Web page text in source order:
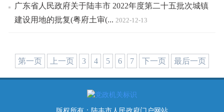
广东省人民政府关于陆丰市 2022年度第二十五批次城镇
建设用地的批复(粤府土审(... 2022-12-13
第一页 上一页 3 4 5 6 7 下一页 最后一页